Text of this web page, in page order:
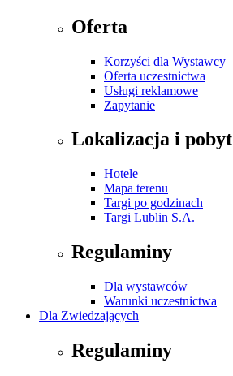
Oferta
Korzyści dla Wystawcy
Oferta uczestnictwa
Usługi reklamowe
Zapytanie
Lokalizacja i pobyt
Hotele
Mapa terenu
Targi po godzinach
Targi Lublin S.A.
Regulaminy
Dla wystawców
Warunki uczestnictwa
Dla Zwiedzających
Regulaminy